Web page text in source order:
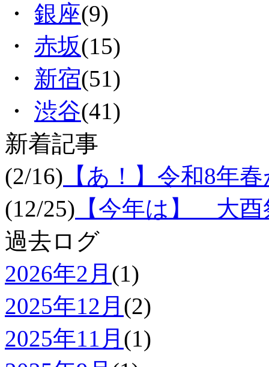
・ 銀座(9)
・ 赤坂(15)
・ 新宿(51)
・ 渋谷(41)
新着記事
(2/16) 【あ！】令和8年
(12/25) 【今年は】 大
過去ログ
2026年2月 (1)
2025年12月 (2)
2025年11月 (1)